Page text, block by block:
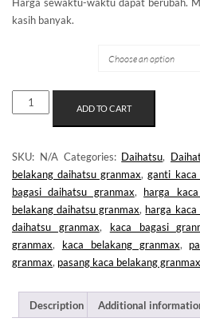
Harga sewaktu-waktu dapat berubah.
kasih banyak.
KACA
BELAKANG
GRANMAX
QUANTITY
ADD TO CART
SKU: N/A Categories: Daihatsu,
belakang daihatsu granmax,ganti kaca
bagasi daihatsu granmax, harga
belakang daihatsu granmax, harga
daihatsu granmax, kaca bagasi
granmax, kaca belakang granmax,
granmax, pasang kaca belakang granmax
Description Additional